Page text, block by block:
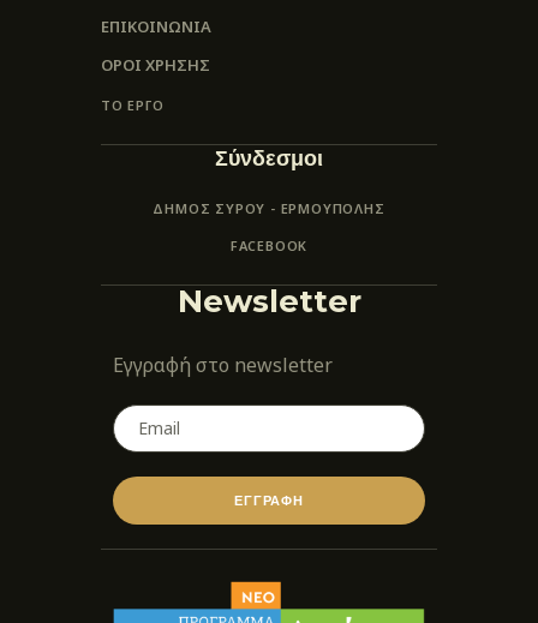
ΕΠΙΚΟΙΝΩΝΊΑ
ΌΡΟΙ ΧΡΉΣΗΣ
ΤΟ ΕΡΓΟ
Σύνδεσμοι
ΔΗΜΟΣ ΣΥΡΟΥ - ΕΡΜΟΎΠΟΛΗΣ
FACEBOOK
Newsletter
Εγγραφή στο newsletter
ΕΓΓΡΑΦΗ